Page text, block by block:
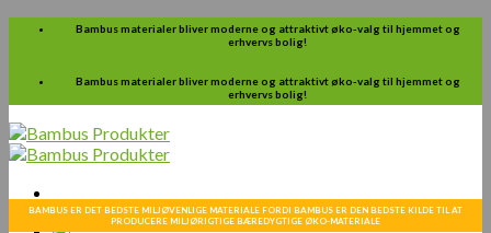
Skip
Bambus materialer bliver moderne og attraktivt øko-valg til hjemmet og
erhvervs bolig!
Bambus materialer bliver moderne og attraktivt øko-valg til hjemmet og
erhvervs bolig!
BAMBUS ER DET BEDSTE MILJØVENLIGE MATERIALE FORDI BAMBUS ER DEN BEDSTE KILDE TIL AT
PRODUCERE MILJØRIGTIGE BÆREDYGTIGE ØKO-MATERIALE